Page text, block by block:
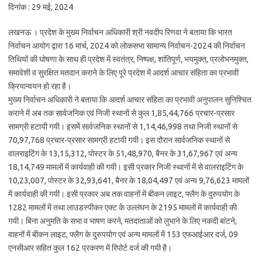
दिनांक : 29 मई, 2024
लखनऊ । प्रदेश के मुख्य निर्वाचन अधिकारी श्री नवदीप रिणवा ने बताया कि भारत
निर्वाचन आयोग द्वारा 16 मार्च, 2024 को लोकसभा सामान्य निर्वाचन-2024 की निर्वाचन
तिथियों की घोषणा के साथ ही प्रदेश में स्वतंत्र, निष्पक्ष, शांतिपूर्ण, भयमुक्त, प्रलोभनमुक्त,
समावेशी व सुरक्षित मतदान कराने के लिए पूरे प्रदेश में आदर्श आचार संहिता का प्रभावी
क्रियान्वयन हो रहा है।
मुख्य निर्वाचन अधिकारी ने बताया कि आदर्श आचार संहिता का प्रभावी अनुपालन सुनिश्चित
कराने में अब तक सार्वजनिक एवं निजी स्थानों से कुल 1,85,44,766 प्रचार-प्रसार
सामग्री हटायी गयी। इसमें सार्वजनिक स्थानों से 1,14,46,998 तथा निजी स्थानों से
70,97,768 प्रचार-प्रसार सामग्री हटायी गयी। इस दौरान सार्वजनिक स्थानों से
वालराइटिंग के 13,15,312, पोस्टर के 51,48,970, बैनर के 31,67,967 एवं अन्य
18,14,749 मामलों में कार्यवाही की गयी। इसी प्रकार निजी स्थानों में से वालराइटिंग के
10,23,007, पोस्टर के 32,93,641, बैनर के 18,04,497 एवं अन्य 9,76,623 मामलों
में कार्यवाही की गयी। इसी प्रकार अब तक वाहनों में बीकन लाइट, फ्लैग के दुरुपयोग के
1282 मामलों में तथा लाउडस्पीकर एक्ट के उल्लंघन के 2195 मामलों में कार्यवाही की
गयी। बिना अनुमति के सभा व भाषण करने, मतदाताओं को लुभाने के लिए नकदी बांटने,
वाहनों में बीकन लाइट, फ्लैग के दुरुपयोग एवं अन्य मामलों में 153 एफआईआर दर्ज, 09
एनसीआर सहित कुल 162 प्रकरण में रिपोर्ट दर्ज की गयी है।